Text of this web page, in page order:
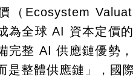
（Ecosystem
為全球 AI 資本定價
完整 AI 供應鏈優勢
是整體供應鏈」，國